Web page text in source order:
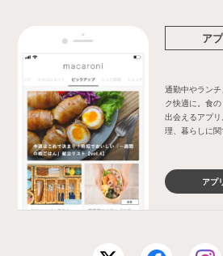
ア
通勤中やラン
ク快適に。食
出会えるアプ
理、暮らしに関
アプ